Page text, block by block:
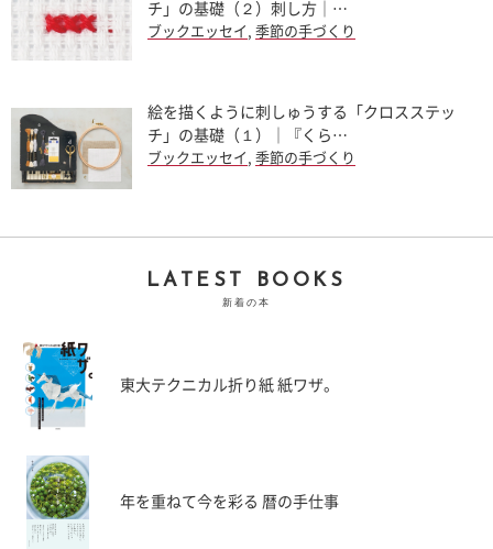
チ」の基礎（２）刺し方｜…
ブックエッセイ 季節の手づくり
絵を描くように刺しゅうする「クロスステッ
チ」の基礎（１）｜『くら…
ブックエッセイ 季節の手づくり
LATEST BOOKS
新着の本
東大テクニカル折り紙 紙ワザ。
年を重ねて今を彩る 暦の手仕事